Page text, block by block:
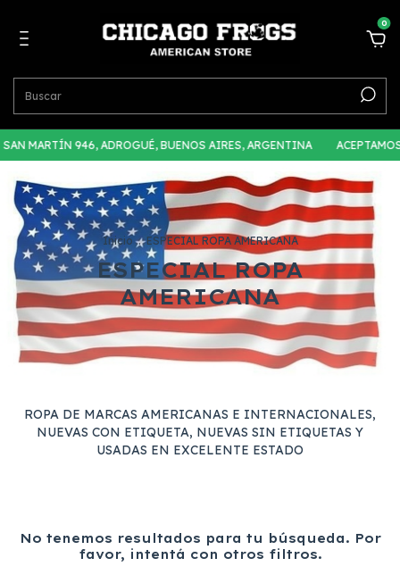
0
MARTÍN 946, ADROGUÉ, BUENOS AIRES, ARGENTINA
Inicio . ESPECIAL ROPA AMERICANA
ESPECIAL ROPA
AMERICANA
ROPA DE MARCAS AMERICANAS E INTERNACIONALES,
NUEVAS CON ETIQUETA, NUEVAS SIN ETIQUETAS Y
USADAS EN EXCELENTE ESTADO
No tenemos resultados para tu búsqueda. Por
favor, intentá con otros filtros.